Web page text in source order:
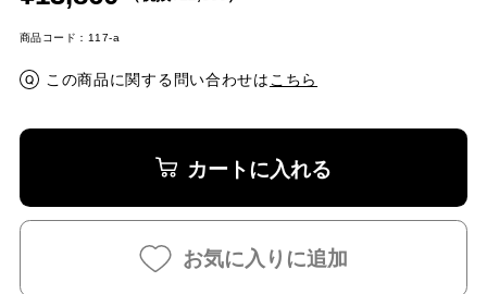
商品コード：117-a
この商品に関する問い合わせはこちら
カートに入れる
お気に入りに追加